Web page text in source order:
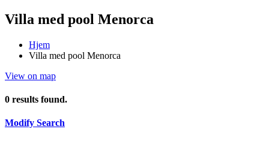
Villa med pool Menorca
Hjem
Villa med pool Menorca
View on map
0 results found.
Modify Search